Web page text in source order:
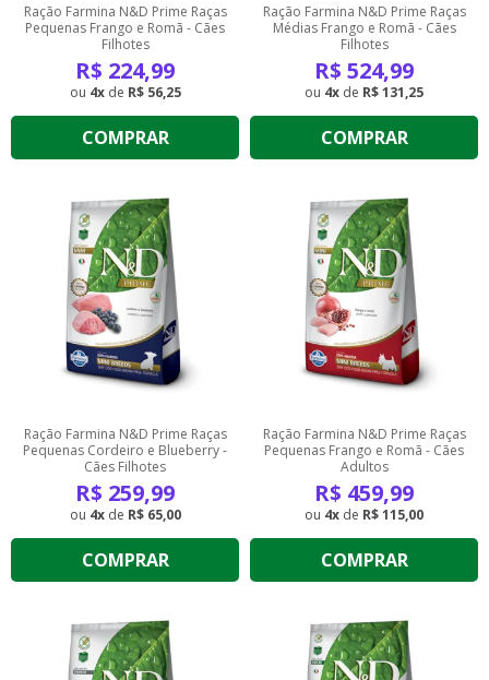
Ração Farmina N&D Prime Raças
Pequenas Frango e Romã - Cães
Filhotes
R$ 224,99
4 de R$ 56,25
COMPRAR
Ração Farmina N&D Prime Raças
Médias Frango e Romã - Cães
Filhotes
R$ 524,99
4 de R$ 131,25
COMPRAR
Ração Farmina N&D Prime Raças
Pequenas Cordeiro e Blueberry -
Cães Filhotes
R$ 259,99
4 de R$ 65,00
COMPRAR
Ração Farmina N&D Prime Raças
Pequenas Frango e Romã - Cães
Adultos
R$ 459,99
4 de R$ 115,00
COMPRAR